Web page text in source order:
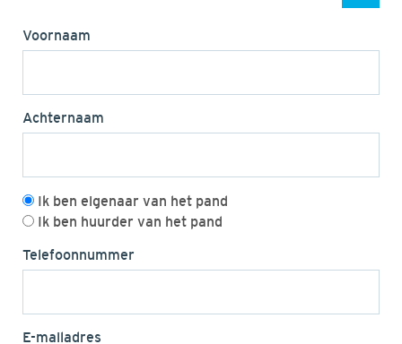
Voornaam
Achternaam
Ik ben eigenaar van het pand
Ik ben huurder van het pand
Telefoonnummer
E-mailadres